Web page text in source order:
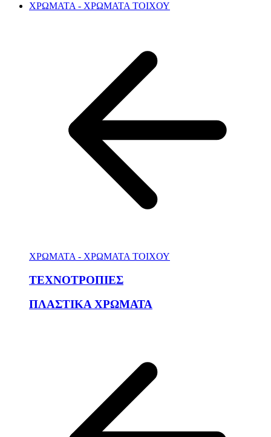
ΧΡΩΜΑΤΑ - ΧΡΩΜΑΤΑ ΤΟΙΧΟΥ
ΧΡΩΜΑΤΑ - ΧΡΩΜΑΤΑ ΤΟΙΧΟΥ
ΤΕΧΝΟΤΡΟΠΙΕΣ
ΠΛΑΣΤΙΚΑ ΧΡΩΜΑΤΑ